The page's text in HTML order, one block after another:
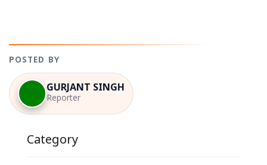
POSTED BY
GURJANT SINGH
Reporter
Category